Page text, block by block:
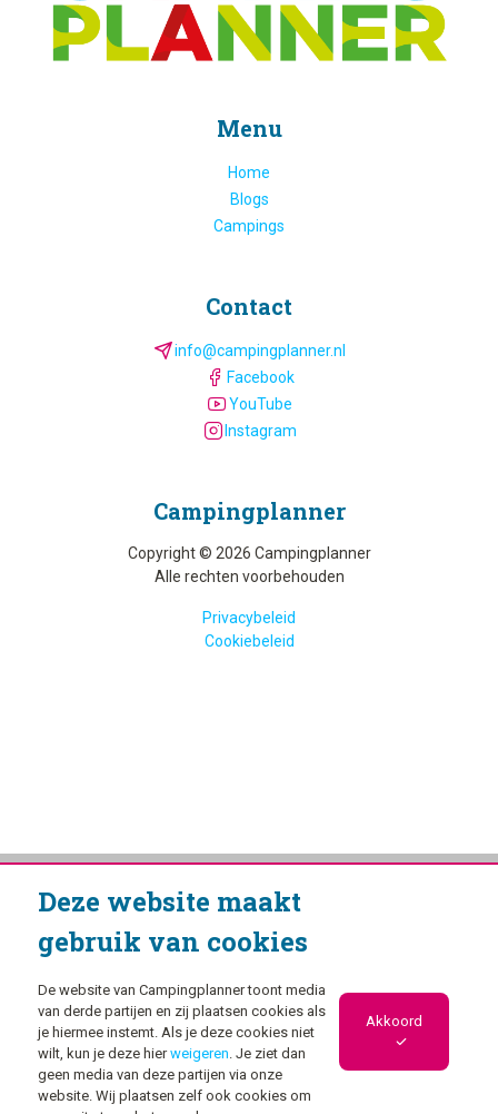
Menu
Home
Blogs
Campings
Contact
info@campingplanner.nl
Facebook
YouTube
Instagram
Camping­planner
Copyright © 2026 Campingplanner
Alle rechten voorbehouden
Privacybeleid
Cookiebeleid
Deze website maakt
gebruik van cookies
De website van Campingplanner toont media
van derde partijen en zij plaatsen cookies als
je hiermee instemt. Als je deze cookies niet
wilt, kun je deze hierweigeren. Je ziet dan
geen media van deze partijen via onze
website. Wij plaatsen zelf ook cookies om
Akkoord